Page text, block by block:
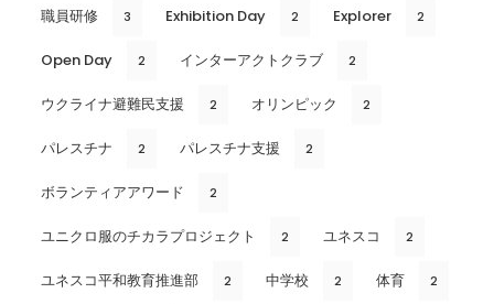
職員研修 3 Exhibition Day 2 Explorer 2
Open Day 2 インターアクトクラブ 2
ウクライナ避難民支援 2 オリンピック 2
パレスチナ 2 パレスチナ支援 2
ボランティアアワード 2
ユニクロ服のチカラプロジェクト 2 ユネスコ 2
ユネスコ平和教育推進部 2 中学校 2 体育 2